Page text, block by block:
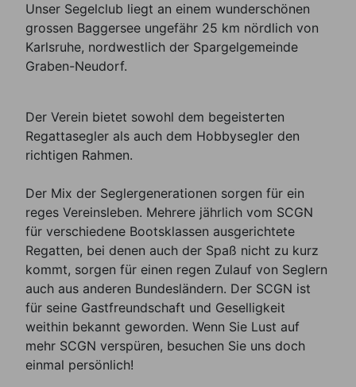
Unser Segelclub liegt an einem wunderschönen
grossen Baggersee ungefähr 25 km nördlich von
Karlsruhe, nordwestlich der Spargelgemeinde
Graben-Neudorf.
Der Verein bietet sowohl dem begeisterten
Regattasegler als auch dem Hobbysegler den
richtigen Rahmen.
Der Mix der Seglergenerationen sorgen für ein
reges Vereinsleben. Mehrere jährlich vom SCGN
für verschiedene Bootsklassen ausgerichtete
Regatten, bei denen auch der Spaß nicht zu kurz
kommt, sorgen für einen regen Zulauf von Seglern
auch aus anderen Bundesländern. Der SCGN ist
für seine Gastfreundschaft und Geselligkeit
weithin bekannt geworden. Wenn Sie Lust auf
mehr SCGN verspüren, besuchen Sie uns doch
einmal persönlich!